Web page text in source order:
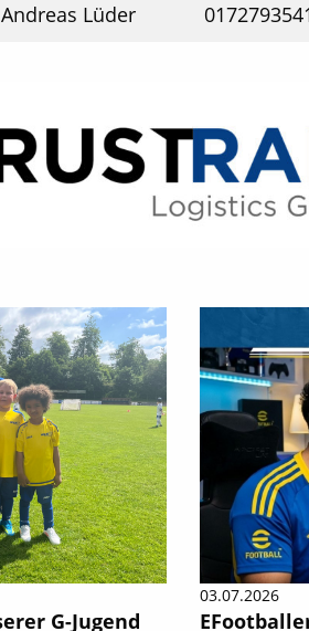
Andreas Lüder
G-Jugend
03.07.2026